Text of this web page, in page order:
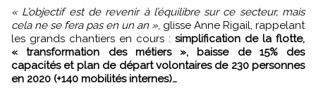
« L’objectif est de revenir à l’équilibre sur ce secteur, mais
cela ne se fera pas en un an », glisse Anne Rigail, rappelant
les grands chantiers en cours : simplification de la flotte,
« transformation des métiers », baisse de 15% des
capacités et plan de départ volontaires de 230 personnes
en 2020 (+140 mobilités internes)…